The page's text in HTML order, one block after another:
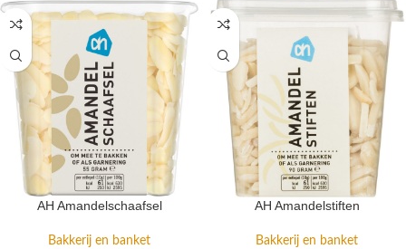
AH Amandelschaafsel
Bakkerij en banket
AH Amandelstiften
Bakkerij en banket